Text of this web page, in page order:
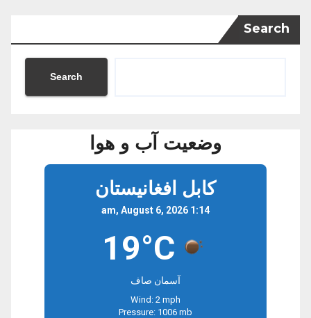
Search
Search
وضعیت آب و هوا
کابل افغانیستان
1:14 am, August 6, 2026
19°C
آسمان صاف
Wind: 2 mph
Pressure: 1006 mb